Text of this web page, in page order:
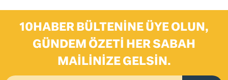
10HABER BÜLTENINE ÜYE OLUN,
GÜNDEM ÖZETI HER SABAH
MAILINIZE GELSIN.